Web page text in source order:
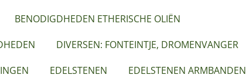
BENODIGDHEDEN ETHERISCHE OLIËN
DIVERSEN: FONTEINTJE, DROMENVANGER
EDELSTENEN
EDELSTENEN ARMBANDEN